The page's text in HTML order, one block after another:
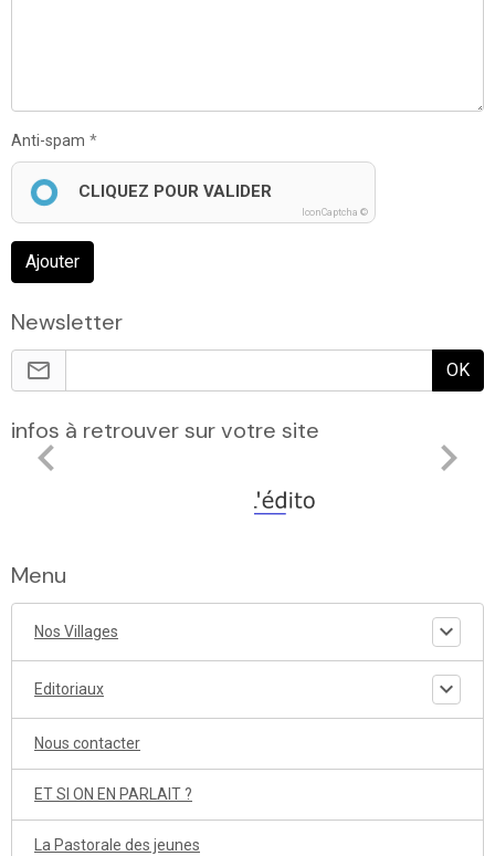
Anti-spam
CLIQUEZ POUR VALIDER
IconCaptcha ©
Ajouter
Newsletter
OK
infos à retrouver sur votre site
Menu
Nos Villages
Editoriaux
Nous contacter
ET SI ON EN PARLAIT ?
La Pastorale des jeunes